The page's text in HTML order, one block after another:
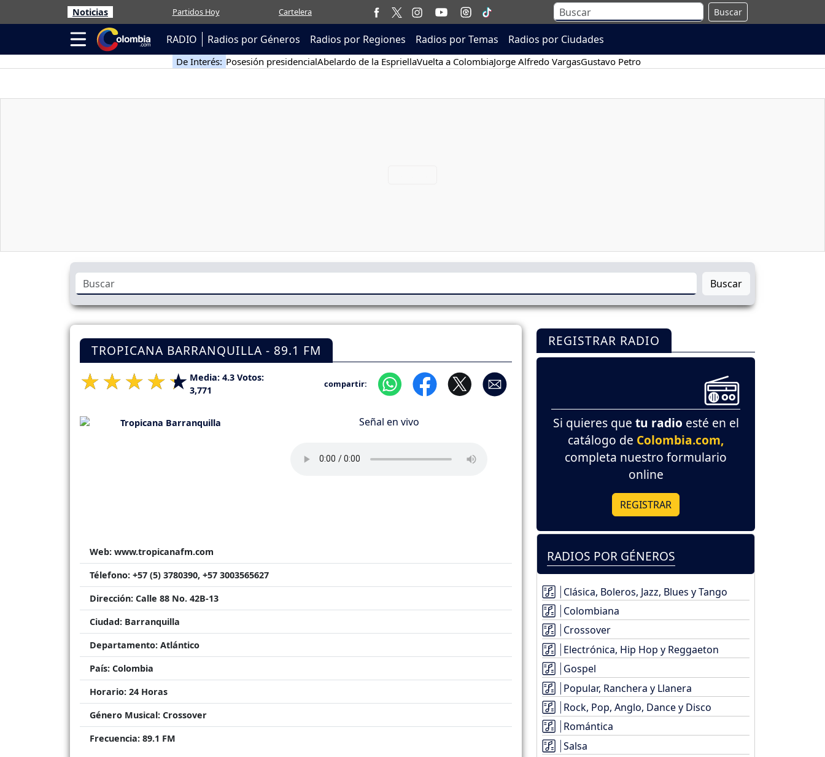
Noticias Partidos Hoy Cartelera Buscar
RADIO Radios por Géneros Radios por Regiones Radios por Temas Radios por Ciudades
De Interés: Posesión presidencialAbelardo de la EspriellaVuelta a ColombiaJorge Alfredo VargasGustavo Petro
Buscar
TROPICANA BARRANQUILLA - 89.1 FM
Media:4.3 Votos:
3,771
compartir:
Señal en vivo
Web: www.tropicanafm.com
Télefono: +57 (5) 3780390, +57 3003565627
Dirección: Calle 88 No. 42B-13
Ciudad: Barranquilla
Departamento: Atlántico
País: Colombia
Horario: 24 Horas
Género Musical: Crossover
Frecuencia: 89.1 FM
REGISTRAR RADIO
Si quieres que tu radio esté en el
catálogo de Colombia.com,
completa nuestro formulario
online
REGISTRAR
RADIOS POR GÉNEROS
Clásica, Boleros, Jazz, Blues y Tango
Colombiana
Crossover
Electrónica, Hip Hop y Reggaeton
Gospel
Popular, Ranchera y Llanera
Rock, Pop, Anglo, Dance y Disco
Romántica
Salsa